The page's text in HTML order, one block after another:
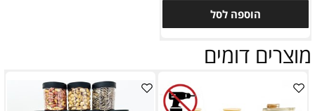
הוספה לסל
מוצרים דומים